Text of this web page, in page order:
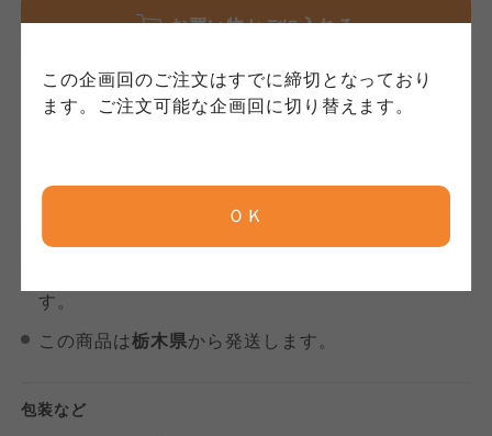
この企画回のご注文はすでに締切となっており
ます。ご注文可能な企画回に切り替えます。
ＯＫ
お買い物かごに入れる
商品のお届け
す。
この商品は栃木県から発送します。
包装など
コープしが
ならコープ
クしてご確認ください。
コープしが
ならコープ
コープしが
ならコープ